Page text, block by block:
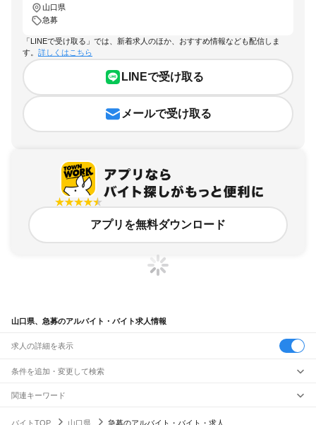
山口県
急募
「LINEで受け取る」では、新着求人のほか、おすすめ情報なども配信しま
す。 詳しくはこちら
LINEで受け取る
メールで受け取る
アプリを無料ダウンロード
山口県、急募のアルバイト・バイト求人情報
求人の詳細を表示
条件を追加・変更して検索
市区町村を追加・変更
駅を追加・変更
関連キーワード
バイトTOP 山口県 急募のアルバイト・バイト・求人